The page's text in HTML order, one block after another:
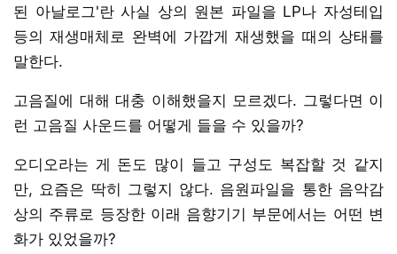
된 아날로그'란 사실 상의 원본 파일을 LP나 자성테입
등의 재생매체로 완벽에 가깝게 재생했을 때의 상태를
말한다.
고음질에 대해 대충 이해했을지 모르겠다. 그렇다면 이
런 고음질 사운드를 어떻게 들을 수 있을까?
오디오라는 게 돈도 많이 들고 구성도 복잡할 것 같지
만, 요즘은 딱히 그렇지 않다. 음원파일을 통한 음악감
상의 주류로 등장한 이래 음향기기 부문에서는 어떤 변
화가 있었을까?